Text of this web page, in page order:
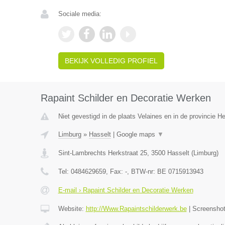
Sociale media:
BEKIJK VOLLEDIG PROFIEL
Rapaint Schilder en Decoratie Werken
Niet gevestigd in de plaats Velaines en in de provincie
Limburg» Hasselt| Google maps ▼
Sint-Lambrechts Herkstraat 25, 3500 Hasselt(Limburg)
Tel: 0484629659, Fax: -, BTW-nr: BE 0715913943
E-mail › Rapaint Schilder en Decoratie Werken
Website: http://Www.Rapaintschilderwerk.be| Screenshot